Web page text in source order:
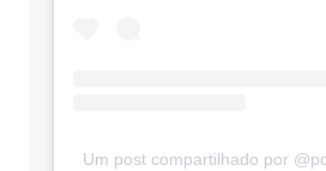
Um post compartilhado por